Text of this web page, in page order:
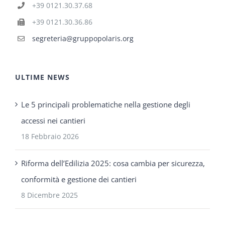
+39 0121.30.37.68
+39 0121.30.36.86
segreteria@gruppopolaris.org
ULTIME NEWS
Le 5 principali problematiche nella gestione degli
accessi nei cantieri
18 Febbraio 2026
Riforma dell’Edilizia 2025: cosa cambia per sicurezza,
conformità e gestione dei cantieri
8 Dicembre 2025